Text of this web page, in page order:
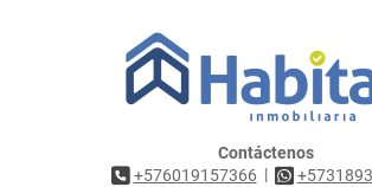
Contáctenos
+576019157366 |